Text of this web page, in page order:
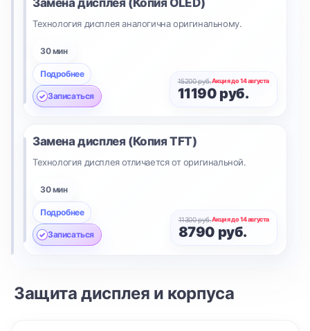
Замена дисплея (Копия OLED)
Технология дисплея аналогична оригинальному.
30 мин
Подробнее
Записаться
15200 руб.Акция до 14 августа
11190 руб.
Замена дисплея (Копия TFT)
Технология дисплея отличается от оригинальной.
30 мин
Подробнее
Записаться
11300 руб.Акция до 14 августа
8790 руб.
Защита дисплея и корпуса